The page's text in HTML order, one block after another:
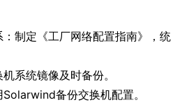
制定《工厂网络配置指南》，统
系统镜像及时备份。
备份交换机配置。